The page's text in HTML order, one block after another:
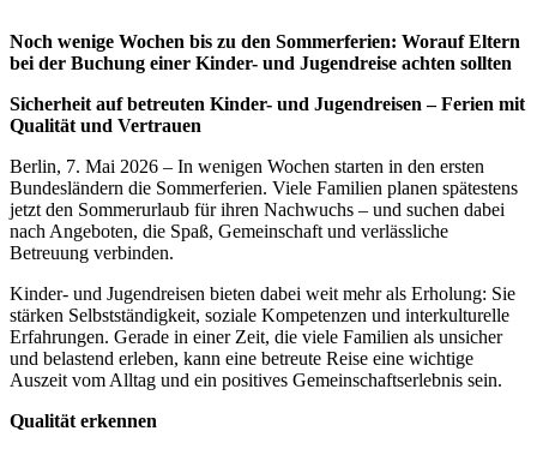
Noch wenige Wochen bis zu den Sommerferien: Worauf Eltern
bei der Buchung einer Kinder- und Jugendreise achten sollten
Sicherheit auf betreuten Kinder- und Jugendreisen – Ferien mit
Qualität und Vertrauen
Berlin, 7. Mai 2026 – In wenigen Wochen starten in den ersten
Bundesländern die Sommerferien. Viele Familien planen spätestens
jetzt den Sommerurlaub für ihren Nachwuchs – und suchen dabei
nach Angeboten, die Spaß, Gemeinschaft und verlässliche
Betreuung verbinden.
Kinder- und Jugendreisen bieten dabei weit mehr als Erholung: Sie
stärken Selbstständigkeit, soziale Kompetenzen und interkulturelle
Erfahrungen. Gerade in einer Zeit, die viele Familien als unsicher
und belastend erleben, kann eine betreute Reise eine wichtige
Auszeit vom Alltag und ein positives Gemeinschaftserlebnis sein.
Qualität erkennen